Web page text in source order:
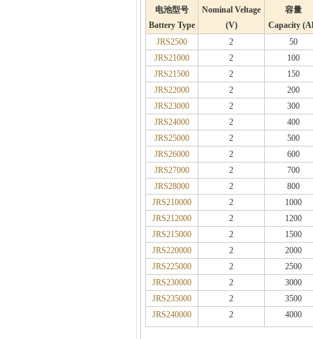
电池型号
Battery Type
Nominal Veltage
(V)
容量
Capacity
JRS2500 2
50
JRS21000 2
100
JRS21500 2
150
JRS22000 2
200
JRS23000 2
300
JRS24000 2
400
JRS25000 2
500
JRS26000 2
600
JRS27000 2
700
JRS28000 2
800
JRS210000 2
1000
JRS212000 2
1200
JRS215000 2
1500
JRS220000 2
2000
JRS225000 2
2500
JRS230000 2
3000
JRS235000 2
3500
JRS240000 2 4000